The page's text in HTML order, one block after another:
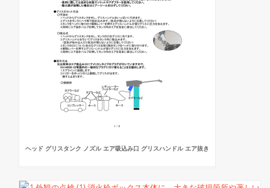
ヘッド グリスタンク ノズル エア吸込み口 グリスハンドル エア抜き